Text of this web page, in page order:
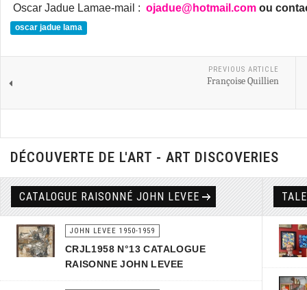
Oscar Jadue Lamae-mail : ojadue@hotmail.com ou
oscar jadue lama
PREVIOUS ARTICLE
Françoise Quillien
DÉCOUVERTE DE L'ART - ART DISCOVERIES
CATALOGUE RAISONNÉ JOHN LEVEE
JOHN LEVEE 1950-1959
CRJL1958 N°13 CATALOGUE
RAISONNE JOHN LEVEE